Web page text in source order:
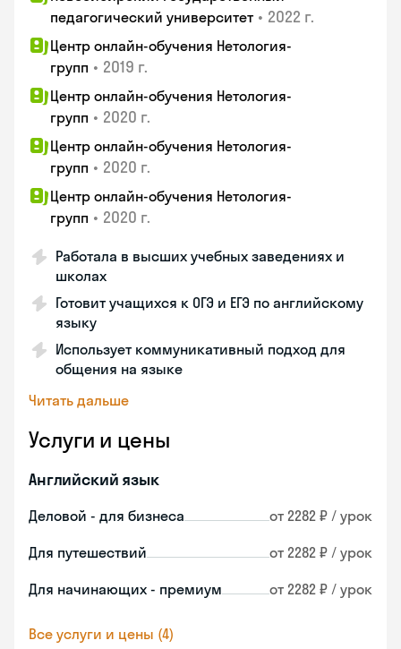
педагогический университет • 2022 г.
Центр онлайн-обучения Нетология-
групп • 2019 г.
Центр онлайн-обучения Нетология-
групп • 2020 г.
Центр онлайн-обучения Нетология-
групп • 2020 г.
Центр онлайн-обучения Нетология-
групп • 2020 г.
Работала в высших учебных заведениях и
школах
Готовит учащихся к ОГЭ и ЕГЭ по английскому
языку
Использует коммуникативный подход для
общения на языке
Читать дальше
Услуги и цены
Английский язык
Деловой - для бизнеса от 2282 ₽ / урок
Для путешествий от 2282 ₽ / урок
Для начинающих - премиум от 2282 ₽ / урок
Все услуги и цены (4)